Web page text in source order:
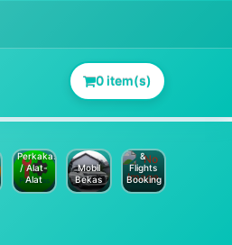
0 item(s)
Perkakas
/ Alat-
Alat
Mobil
Bekas
&
Flights
Booking